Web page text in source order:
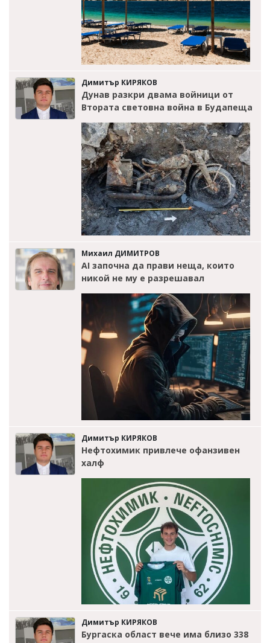
Димитър КИРЯКОВ
Дунав разкри двама войници от
Втората световна война в Будапеща
Михаил ДИМИТРОВ
AI започна да прави неща, които
никой не му е разрешавал
Димитър КИРЯКОВ
Нефтохимик привлече офанзивен
халф
Димитър КИРЯКОВ
Бургаска област вече има близо 338